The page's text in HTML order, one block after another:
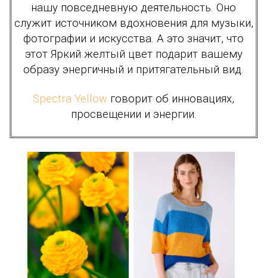
нашу повседневную деятельность. Оно
служит источником вдохновения для музыки,
фотографии и искусства. А это значит, что
этот Яркий желтый цвет подарит вашему
образу энергичный и притягательный вид.
Spectra Yellow говорит об инновациях,
просвещении и энергии.